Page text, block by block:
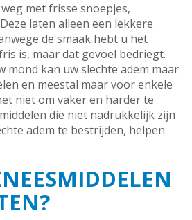
met frisse snoepjes,
laten alleen een lekkere
de smaak hebt u het
is, maar dat gevoel bedriegt.
mond kan uw slechte adem maar
en meestal maar voor enkele
niet om vaker en harder te
die niet nadrukkelijk zijn
adem te bestrijden, helpen